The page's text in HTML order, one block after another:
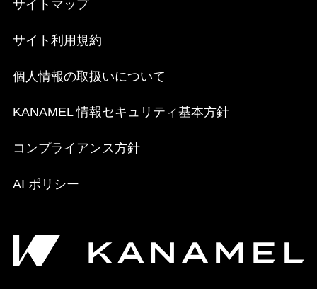
サイトマップ
サイト利用規約
個人情報の取扱いについて
KANAMEL 情報セキュリティ基本方針
コンプライアンス方針
AI ポリシー